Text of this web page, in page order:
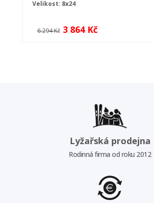
Velikost: 8x24
6 294 Kč 3 864 Kč
Lyžařská prodejna
Rodinná firma od roku 2012